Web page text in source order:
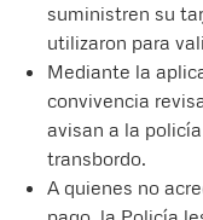
suministren su
utilizaron para
Mediante la
convivencia
avisan a la
transbordo.
A quienes no